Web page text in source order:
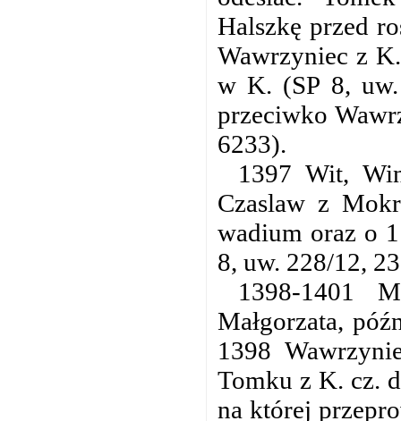
Halszkę przed
Wawrzyniec z
w K. (SP 8,
przeciwko
6233).
1397 Wit,
Czaslaw z
wadium oraz o
8, uw. 228/12,
1398-1401
Małgorzata,
1398
Tomku z K. cz.
na której